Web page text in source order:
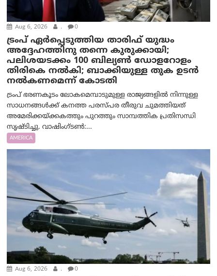
Aug 6, 2026 . 0
ട്രംപ് ഏര്‍പ്പെടുത്തിയ താരിഫ് യുദ്ധം
അദ്ദേഹത്തിനു തന്നെ കുരുക്കായി;
പലിശയടക്കം 100 ബില്യണ്‍ ഡോളറോളം
തിരികെ നല്‍കി; ബാക്കിയുള്ള തുക ഉടന്‍
നല്‍കണമെന്ന് കോടതി
ട്രംപ് ഭരണകൂടം ലോകമെമ്പാടുമുള്ള രാജ്യങ്ങളിൽ നിന്നുള്ള
സാധനങ്ങൾക്ക് കനത്ത പരസ്പര തീരുവ ചുമത്തിയത്
അമേരിക്കയ്ക്കകത്തും പുറത്തും സാമ്പത്തിക പ്രതിസന്ധി
സൃഷ്ടിച്ചു. വാഷിംഗ്ടണ്‍:...
AMERICA
Aug 6, 2026 . 0